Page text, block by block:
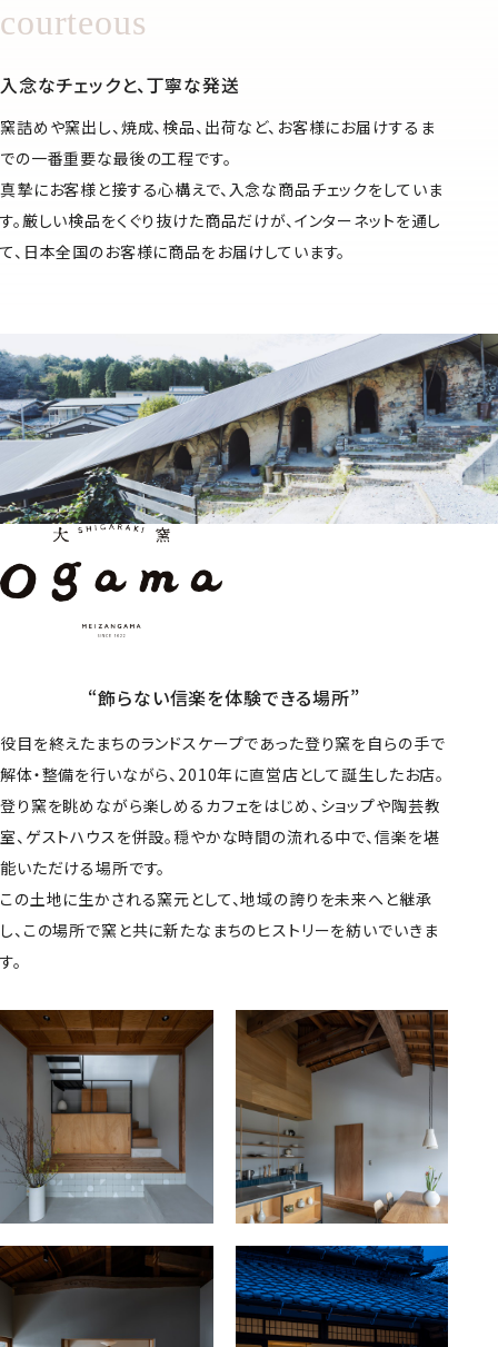
courteous
入念なチェックと、丁寧な発送
窯詰めや窯出し、焼成、検品、出荷など、お客様にお届けするま
での一番重要な最後の工程です。
真摯にお客様と接する心構えで、入念な商品チェックをしていま
す。厳しい検品をくぐり抜けた商品だけが、インターネットを通し
て、日本全国のお客様に商品をお届けしています。
“飾らない信楽を体験できる場所”
役目を終えたまちのランドスケープであった登り窯を自らの手で
解体・整備を行いながら、2010年に直営店として誕生したお店。
登り窯を眺めながら楽しめるカフェをはじめ、ショップや陶芸教
室、ゲストハウスを併設。穏やかな時間の流れる中で、信楽を堪
能いただける場所です。
この土地に生かされる窯元として、地域の誇りを未来へと継承
し、この場所で窯と共に新たなまちのヒストリーを紡いでいきま
す。